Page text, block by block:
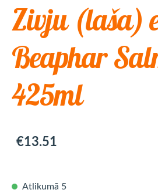
Zivju (laša)
Beaphar
425ml
€13.51
Atlikumā 5